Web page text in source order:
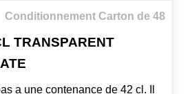
Conditionnement Carton de 48
TRANSPARENT
a une contenance de 42 cl. Il